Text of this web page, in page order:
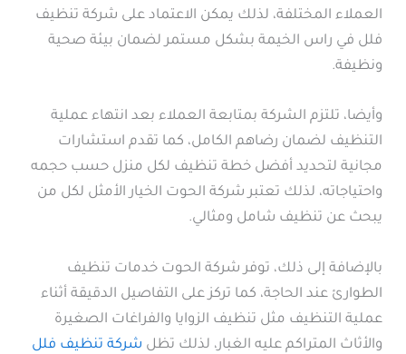
العملاء المختلفة، لذلك يمكن الاعتماد على شركة تنظيف
فلل في راس الخيمة بشكل مستمر لضمان بيئة صحية
ونظيفة.
وأيضا، تلتزم الشركة بمتابعة العملاء بعد انتهاء عملية
التنظيف لضمان رضاهم الكامل، كما تقدم استشارات
مجانية لتحديد أفضل خطة تنظيف لكل منزل حسب حجمه
واحتياجاته، لذلك تعتبر شركة الحوت الخيار الأمثل لكل من
يبحث عن تنظيف شامل ومثالي.
بالإضافة إلى ذلك، توفر شركة الحوت خدمات تنظيف
الطوارئ عند الحاجة، كما تركز على التفاصيل الدقيقة أثناء
عملية التنظيف مثل تنظيف الزوايا والفراغات الصغيرة
والأثاث المتراكم عليه الغبار، لذلك تظل شركة تنظيف فلل